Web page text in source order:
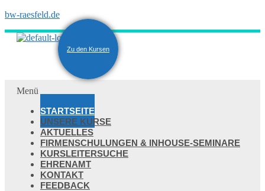
bw-raesfeld.de
Zu den Kursen
Menü
STARTSEITE
UNSERE KURSE
AKTUELLES
FIRMENSCHULUNGEN & INHOUSE-SEMINARE
KURSLEITERSUCHE
EHRENAMT
KONTAKT
FEEDBACK